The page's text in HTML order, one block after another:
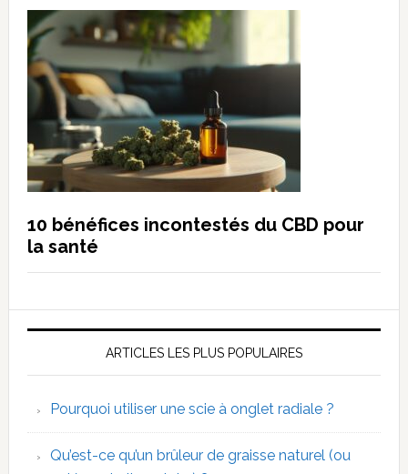
10 bénéfices incontestés du CBD pour
la santé
ARTICLES LES PLUS POPULAIRES
Pourquoi utiliser une scie à onglet radiale ?
Qu’est-ce qu’un brûleur de graisse naturel (ou